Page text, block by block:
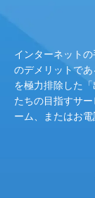
インターネット
のデメリットであ
を極力排除した
たちの目指すサ
ーム、またはお電